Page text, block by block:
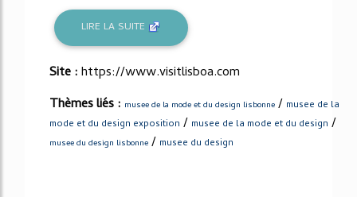
LIRE LA SUITE
Site :https://www.visitlisboa.com
Thèmes liés : musee de la mode et du design lisbonne / musee de la
mode et du design exposition / musee de la mode et du design /
musee du design lisbonne / musee du design